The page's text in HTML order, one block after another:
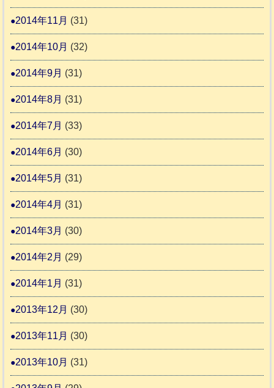
2014年11月 (31)
2014年10月 (32)
2014年9月 (31)
2014年8月 (31)
2014年7月 (33)
2014年6月 (30)
2014年5月 (31)
2014年4月 (31)
2014年3月 (30)
2014年2月 (29)
2014年1月 (31)
2013年12月 (30)
2013年11月 (30)
2013年10月 (31)